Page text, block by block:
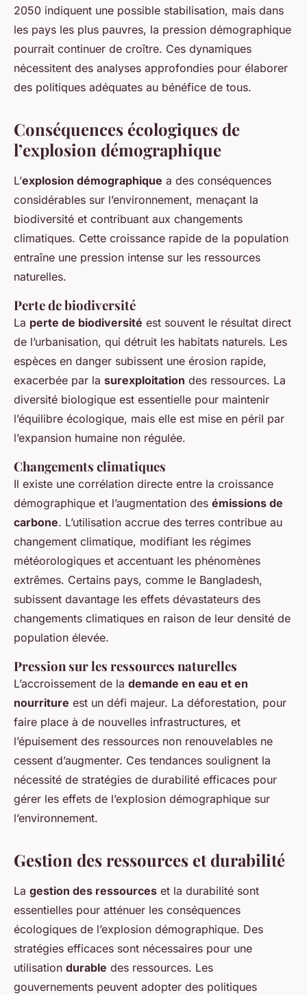
2050 indiquent une possible stabilisation, mais dans
les pays les plus pauvres, la pression démographique
pourrait continuer de croître. Ces dynamiques
nécessitent des analyses approfondies pour élaborer
des politiques adéquates au bénéfice de tous.
Conséquences écologiques de
l’explosion démographique
L’explosion démographique a des conséquences
considérables sur l’environnement, menaçant la
biodiversité et contribuant aux changements
climatiques. Cette croissance rapide de la population
entraîne une pression intense sur les ressources
naturelles.
Perte de biodiversité
La perte de biodiversité est souvent le résultat direct
de l’urbanisation, qui détruit les habitats naturels. Les
espèces en danger subissent une érosion rapide,
exacerbée par la surexploitation des ressources. La
diversité biologique est essentielle pour maintenir
l’équilibre écologique, mais elle est mise en péril par
l’expansion humaine non régulée.
Changements climatiques
Il existe une corrélation directe entre la croissance
démographique et l’augmentation des émissions de
carbone. L’utilisation accrue des terres contribue au
changement climatique, modifiant les régimes
météorologiques et accentuant les phénomènes
extrêmes. Certains pays, comme le Bangladesh,
subissent davantage les effets dévastateurs des
changements climatiques en raison de leur densité de
population élevée.
Pression sur les ressources naturelles
L’accroissement de la demande en eau et en
nourriture est un défi majeur. La déforestation, pour
faire place à de nouvelles infrastructures, et
l’épuisement des ressources non renouvelables ne
cessent d’augmenter. Ces tendances soulignent la
nécessité de stratégies de durabilité efficaces pour
gérer les effets de l’explosion démographique sur
l’environnement.
Gestion des ressources et durabilité
La gestion des ressources et la durabilité sont
essentielles pour atténuer les conséquences
écologiques de l’explosion démographique. Des
stratégies efficaces sont nécessaires pour une
utilisation durable des ressources. Les
gouvernements peuvent adopter des politiques